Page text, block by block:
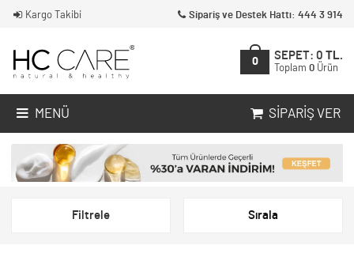
Kargo Takibi Sipariş ve Destek Hattı: 444 3 914
0
SEPET: 0 TL.
Toplam 0 Ürün
MENÜ SIPARIŞ VER
Filtrele Sırala